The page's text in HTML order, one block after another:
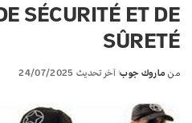
SÉCURITÉ ET DE
SÛRETÉ
Posted
من ماروك جوب آخر تحديث 24/07/2025